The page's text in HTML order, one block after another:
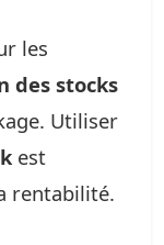
les
des stocks
Utiliser
est
rentabilité.